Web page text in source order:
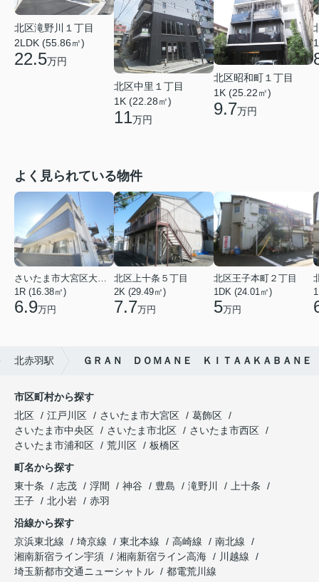
北区滝野川１丁目
2LDK (55.86㎡)
22.5万円
北区中里１丁目
1K (22.28㎡)
11万円
北区昭和町１丁目
1K (25.22㎡)
9.7万円
よく見られている物件
1R (16.38㎡)
6.9万円
北区上十条５丁目
2K (29.49㎡)
7.7万円
北区王子本町２丁目
1DK (24.01㎡)
5万円
北赤羽駅 ＧＲＡＮ ＤＯＭＡＮＥ ＫＩＴＡＡＫＡＢＡＮＥ
市区町村から探す
北区
江戸川区 さいたま市大宮区
葛飾区
さいたま市中央区
さいたま市北区
さいたま市西区
さいたま市浦和区
荒川区
板橋区
町名から探す
東十条
志茂 浮間 神谷 豊島 滝野川
上十条
王子
北小岩
赤羽
沿線から探す
京浜東北線
埼京線 東北本線 高崎線
南北線
湘南新宿ライン宇須
湘南新宿ライン高海
川越線
埼玉新都市交通ニューシャトル
都電荒川線